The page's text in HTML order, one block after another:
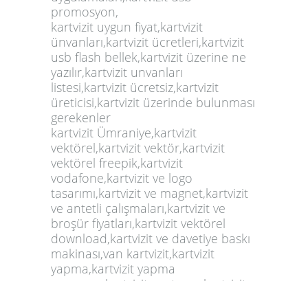
promosyon,
kartvizit uygun fiyat,kartvizit
ünvanları,kartvizit ücretleri,kartvizit
usb flash bellek,kartvizit üzerine ne
yazılır,kartvizit unvanları
listesi,kartvizit ücretsiz,kartvizit
üreticisi,kartvizit üzerinde bulunması
gerekenler
kartvizit Ümraniye,kartvizit
vektörel,kartvizit vektör,kartvizit
vektörel freepik,kartvizit
vodafone,kartvizit ve logo
tasarımı,kartvizit ve magnet,kartvizit
ve antetli çalışmaları,kartvizit ve
broşür fiyatları,kartvizit vektörel
download,kartvizit ve davetiye baskı
makinası,van kartvizit,kartvizit
yapma,kartvizit yapma